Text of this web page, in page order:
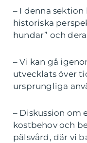
– I denna
historiska
hundar” och
– Vi kan gå
utvecklats över
ursprungliga
– Diskussion om
kostbehov och
pälsvård, där vi